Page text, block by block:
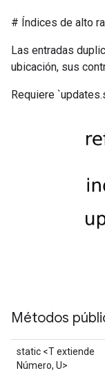
# Índices de alto
Las entradas
ubicación, sus
Requiere
Métodos
static <T extiende
Número, U>